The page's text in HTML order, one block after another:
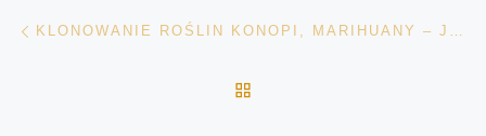
Nawigacja wpisu KLONOWANIE ROŚLIN KONOPI, MARIHUANY – JAK TO ZROBIĆ?